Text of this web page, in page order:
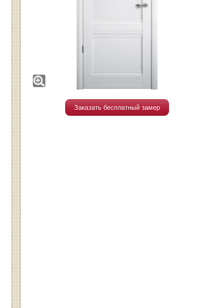
Заказать бесплатный замер